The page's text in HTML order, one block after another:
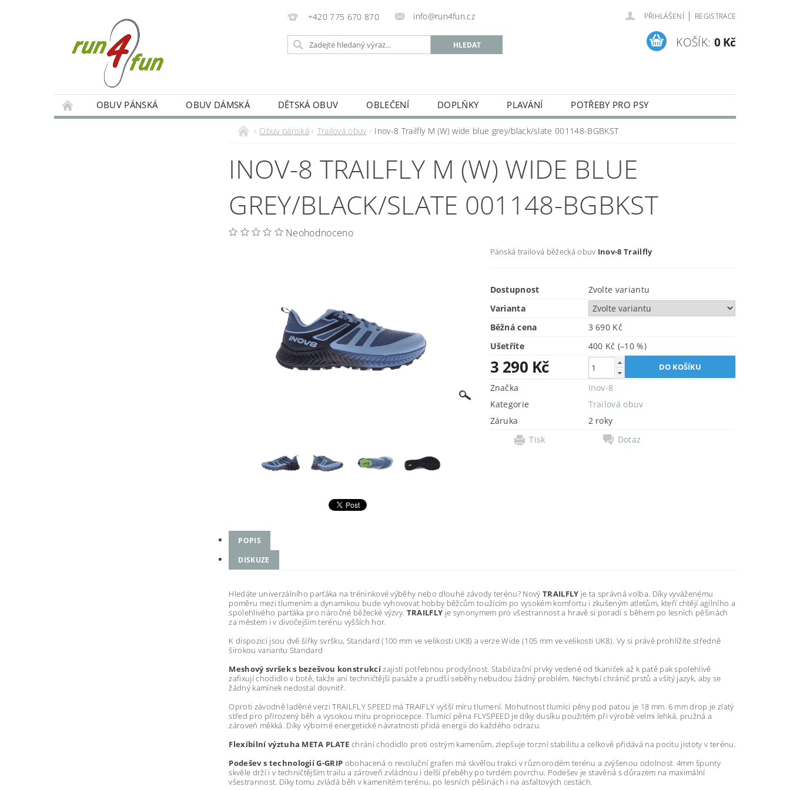
+420 775 670 870 info@run4fun.cz PŘIHLÁŠENÍ | REGISTRACE
KOŠÍK: 0 Kč
OBUV PÁNSKÁ OBUV DÁMSKÁ DĚTSKÁ OBUV OBLEČENÍ DOPLŇKY PLAVÁNÍ
POTŘEBY PRO PSY
KAMENNÁ PRODEJNA OBCHODNÍ PODMÍNKY
VRÁCENÍ A REKLAMACE ZBOŽÍ
Obuv pánská Trailová obuv Inov-8 Trailfly M (W) wide blue grey/black/slate 001148-BGBKST
INOV-8 TRAILFLY M (W) WIDE BLUE
GREY/BLACK/SLATE 001148-BGBKST
Neohodnoceno
Pánská trailová běžecká obuv Inov-8 Trailfly
Dostupnost
Zvolte variantu
Varianta
Běžná cena
3 690 Kč
Ušetříte
400 Kč (–10 %)
3 290 Kč
Značka
Inov-8
Kategorie
Trailová obuv
Záruka
2 roky
Tisk
Dotaz
POPIS
DISKUZE
Hledáte univerzálního parťáka na tréninkové výběhy nebo dlouhé závody terénu? Nový TRAILFLY je ta správná volba. Díky vyváženému
poměru mezi tlumením a dynamikou bude vyhovovat hobby běžcům toužícím po vysokém komfortu i zkušeným atletům, kteří chtějí agilního a
spolehlivého parťáka pro náročné běžecké výzvy. TRAILFLY je synonymem pro všestrannost a hravě si poradí s během po lesních pěšinách
za městem i v divočejším terénu vyšších hor.
K dispozici jsou dvě šířky svršku, Standard (100 mm ve velikosti UK8) a verze Wide (105 mm ve velikosti UK8). Vy si právě prohlížíte středně
širokou variantu Standard
Meshový svršek s bezešvou konstrukcízajistí potřebnou prodyšnost. Stabilizační prvky vedené od tkaniček až k patě pak spolehlivě
zafixují chodidlo v botě, takže ani techničtější pasáže a prudší seběhy nebudou žádný problém. Nechybí chránič prstů a všitý jazyk, aby se
žádný kamínek nedostal dovnitř.
Oproti závodně laděné verzi TRAILFLY SPEED má TRAIFLY vyšší míru tlumení. Mohutnost tlumící pěny pod patou je 18 mm. 6 mm drop je zlatý
střed pro přirozený běh a vysokou míru propriocepce. Tlumící pěna FLYSPEED je díky dusíku použitém při výrobě velmi lehká, pružná a
zároveň měkká. Díky výborné energetické návratnosti přidá energii do každého odrazu.
Flexibilní výztuha META PLATE chrání chodidlo proti ostrým kamenům, zlepšuje torzní stabilitu a celkově přidává na pocitu jistoty v terénu.
Podešev s technologií G-GRIP obohacená o revoluční grafen má skvělou trakci v různorodém terénu a zvýšenou odolnost. 4mm špunty
skvěle drží i v techničtějším trailu a zároveň zvládnou i delší přeběhy po tvrdém povrchu. Podešev je stavěná s důrazem na maximální
všestrannost. Díky tomu zvládá běh v kamenitém terénu, po lesních pěšinách i na asfaltových cestách.